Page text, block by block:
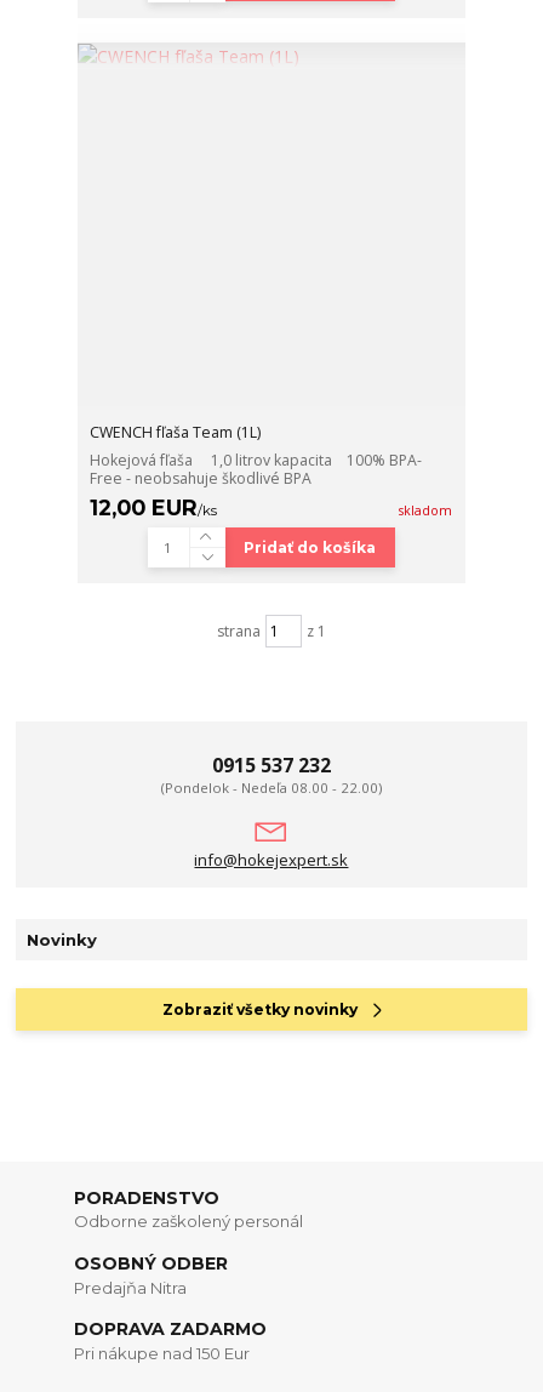
CWENCH fľaša Team (1L)
Hokejová fľaša 1,0 litrov kapacita 100% BPA-
Free - neobsahuje škodlivé BPA
12,00 EUR/ks skladom
Pridať do košíka
strana z 1
0915 537 232
(Pondelok - Nedeľa 08.00 - 22.00)
info@hokejexpert.sk
Novinky
Zobraziť všetky novinky
PORADENSTVO
Odborne zaškolený personál
OSOBNÝ ODBER
Predajňa Nitra
DOPRAVA ZADARMO
Pri nákupe nad 150 Eur